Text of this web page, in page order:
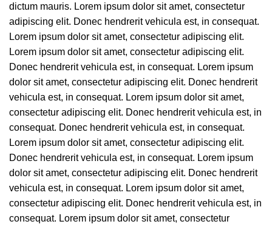
dictum mauris. Lorem ipsum dolor sit amet, consectetur
adipiscing elit. Donec hendrerit vehicula est, in consequat.
Lorem ipsum dolor sit amet, consectetur adipiscing elit.
Lorem ipsum dolor sit amet, consectetur adipiscing elit.
Donec hendrerit vehicula est, in consequat. Lorem ipsum
dolor sit amet, consectetur adipiscing elit. Donec hendrerit
vehicula est, in consequat. Lorem ipsum dolor sit amet,
consectetur adipiscing elit. Donec hendrerit vehicula est, in
consequat. Donec hendrerit vehicula est, in consequat.
Lorem ipsum dolor sit amet, consectetur adipiscing elit.
Donec hendrerit vehicula est, in consequat. Lorem ipsum
dolor sit amet, consectetur adipiscing elit. Donec hendrerit
vehicula est, in consequat. Lorem ipsum dolor sit amet,
consectetur adipiscing elit. Donec hendrerit vehicula est, in
consequat. Lorem ipsum dolor sit amet, consectetur